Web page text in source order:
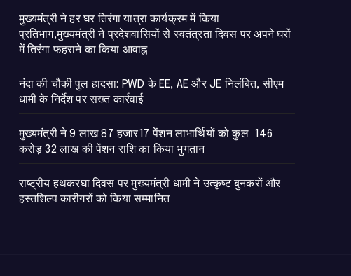
मुख्यमंत्री ने हर घर तिरंगा यात्रा कार्यक्रम में किया
प्रतिभाग,मुख्यमंत्री ने प्रदेशवासियों से स्वतंत्रता दिवस पर अपने घरों
में तिरंगा फहराने का किया आवाह्न
नंदा की चौकी पुल हादसा: PWD के EE, AE और JE निलंबित, सीएम
धामी के निर्देश पर सख्त कार्रवाई
मुख्यमंत्री ने 9 लाख 87 हजार17 पेंशन लाभार्थियों को कुल 146
करोड़ 32 लाख की पेंशन राशि का किया भुगतान
राष्ट्रीय हथकरघा दिवस पर मुख्यमंत्री धामी ने उत्कृष्ट बुनकरों और
हस्तशिल्प कारीगरों को किया सम्मानित